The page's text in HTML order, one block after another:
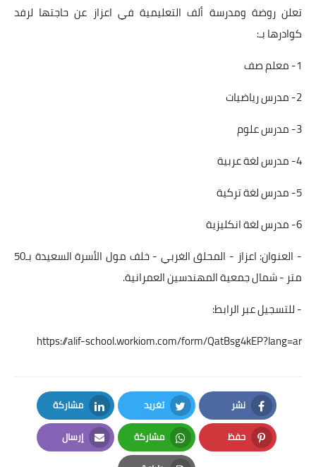
تعلن روضة ومدرسة ألف التعليمية في اعزاز عن حاجتها لرفد
كوادرها بـ:
1- معلم صف
2- مدرس رياضيات
3- مدرس علوم
4- مدرس لغة عربية
5- مدرس لغة تركية
6- مدرس لغة انكليزية
- العنوان: اعزاز - المحلق الغربي - خلف مول الأسرة السعيدة بـ50
متر - شمال جمعية المهندسين العمرانية.
- للتسجيل عبر الرابط:
https://alif-school.workiom.com/form/QatBsg4kEP?lang=ar
نشر
Facebook
تغريد
Twitter
مشاركة
LinkedIn
حفظ
Pinterest
مشاركة
Whatsapp
إرسال
Email